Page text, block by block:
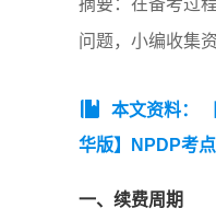
摘要：在备考过
问题，小编收集
本文资料：
华版】NPDP考点
一、续费周期